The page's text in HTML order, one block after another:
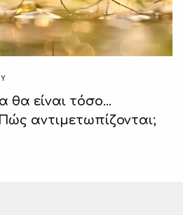
θα είναι τόσο…
αντιμετωπίζονται;